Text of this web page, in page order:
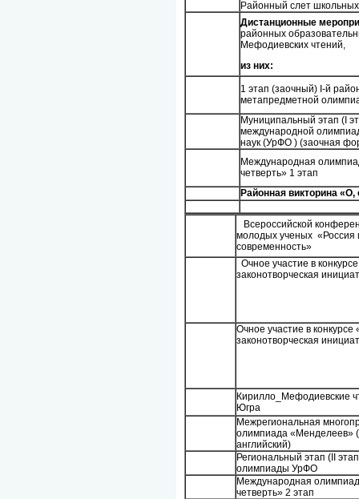
Районный слет
Дистанционные
районных
Мефодиевских чтений,
из них:
1 этап (заочный) I-й
метапредметной
Муниципальный этап (I
международной
наук (УрФО ) (заочная
Международная
четверть» 1 этап
Районная викторина
Всероссийской
молодых ученых «Россия
современность»
Очное участие в
законотворческая
Очное участие в конкурсе
законотворческая
Кирилло_Мефодиевские
Югра
Межрегиональная
олимпиада «Менделеев»
английский)
Региональный этап (II
олимпиады УрФО
Международная
четверть» 2 этап